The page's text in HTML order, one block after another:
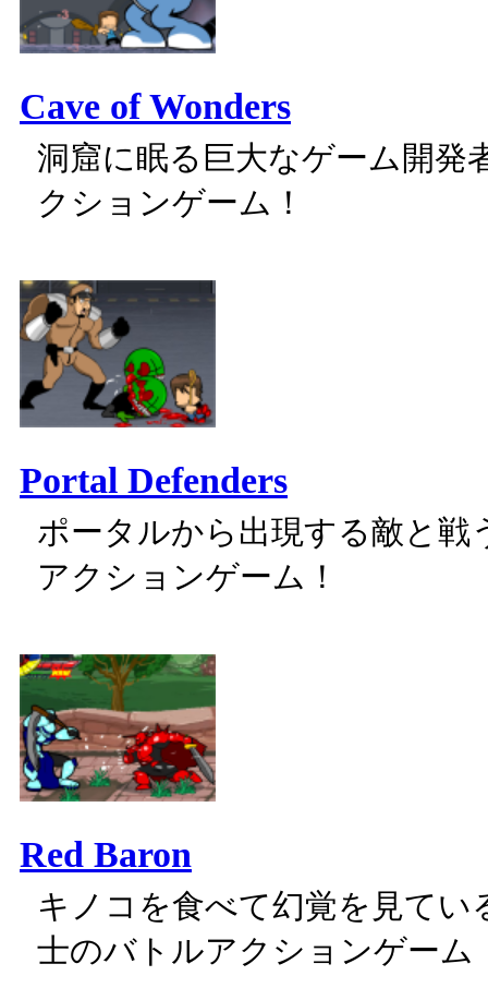
Cave of Wonders
洞窟に眠る巨大なゲーム開発
クションゲーム！
Portal Defenders
ポータルから出現する敵と戦
アクションゲーム！
Red Baron
キノコを食べて幻覚を見てい
士のバトルアクションゲーム